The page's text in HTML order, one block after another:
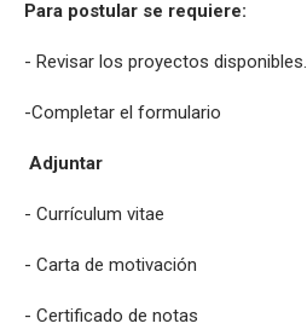
Para postular se requiere:
- Revisar los proyectos disponibles.
-Completar el formulario
Adjuntar
- Currículum vitae
- Carta de motivación
- Certificado de notas